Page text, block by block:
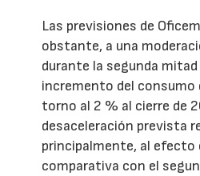
Las previsiones de
obstante, a una
durante la segunda
incremento del consumo
torno al 2 % al cierre de
desaceleración prevista
principalmente, al efecto
comparativa con el